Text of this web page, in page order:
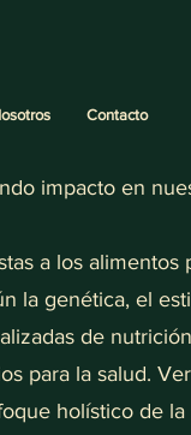
Contacto
impacto en
a los alimentos
la genética, el
de
para la salud.
holístico de